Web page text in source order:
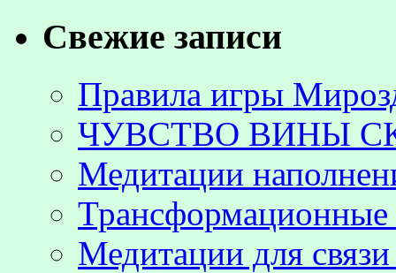
Свежие записи
Правила игры
ЧУВСТВО ВИНЫ
Медитации
Трансформационные
Медитации для